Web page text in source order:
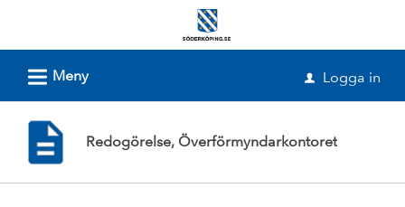
Söderköpings
L Meny u Logga in
Redogörelse, Överförmyndarkontoret